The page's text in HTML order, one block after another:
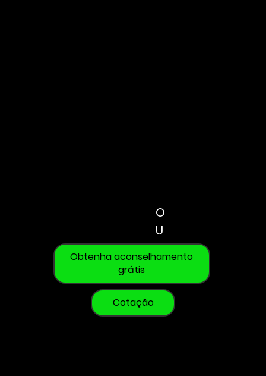
Cotação
Obtenha aconselhamento
grátis
O
U